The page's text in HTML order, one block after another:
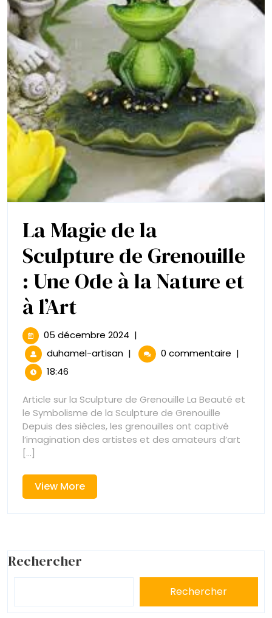
La Magie de la
Sculpture de Grenouille
: Une Ode à la Nature et
à l’ArtLa
Magie
de
Sculpture
de
:
Une
à
la
05 décembre 2024 05
décembre
2024
|
duhamel-artisanLa
Magie
Sculpture
de
Grenouille
:
Nature
l’Art
| 0 commentaire |
18:46
Article sur la Sculpture de Grenouille La Beauté et
le Symbolisme de la Sculpture de Grenouille
Depuis des siècles, les grenouilles ont captivé
l’imagination des artistes et des amateurs d’art
[...]
View MoreView
More
Rechercher
Rechercher